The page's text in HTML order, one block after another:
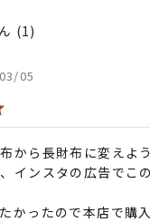
1
05
から長財布に変えよ
インスタの広告でこ
かったので本店で購